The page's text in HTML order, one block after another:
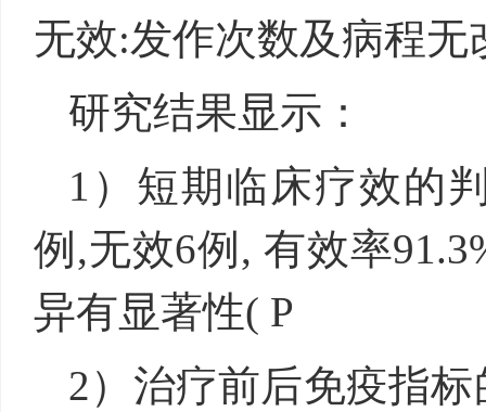
无效:发作次数及病程无
研究结果显示：
1）短期临床疗效的
例,无效6例, 有效率
异有显著性( P
2）治疗前后免疫指